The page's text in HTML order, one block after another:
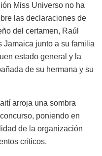
Miss Universo no ha
las declaraciones de
del certamen, Raúl
Jamaica junto a su familia
estado general y la
de su hermana y su
arroja una sombra
poniendo en
de la organización
críticos.